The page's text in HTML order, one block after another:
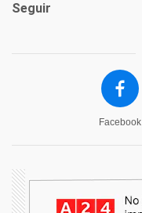
Seguir
Facebook